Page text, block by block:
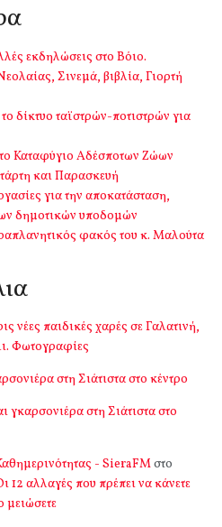
εκδηλώσεις στο Βόιο.
Σινεμά, βιβλία, Γιορτή
δίκτυο ταϊστρών-ποτιστρών για
Καταφύγιο Αδέσποτων Ζώων
και Παρασκευή
για την αποκατάσταση,
δημοτικών υποδομών
φακός του κ. Μαλούτα
νέες παιδικές χαρές σε Γαλατινή,
Φωτογραφίες
στη Σιάτιστα στο κέντρο
γκαρσονιέρα στη Σιάτιστα στο
- SieraFMστο
12 αλλαγές που πρέπει να κάνετε
μειώσετε